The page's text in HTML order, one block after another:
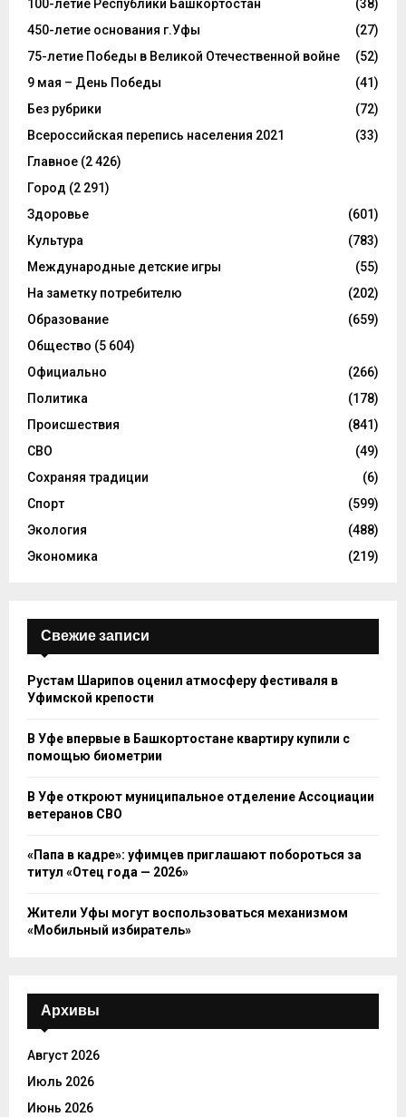
100-летие Республики Башкортостан
(38)
450-летие основания г.Уфы
(27)
75-летие Победы в Великой Отечественной войне
(52)
9 мая – День Победы
(41)
Без рубрики
(72)
Всероссийская перепись населения 2021
(33)
Главное (2 426)
Город (2 291)
Здоровье
(601)
Культура
(783)
Международные детские игры
(55)
На заметку потребителю
(202)
Образование
(659)
Общество (5 604)
Официально
(266)
Политика
(178)
Происшествия
(841)
СВО
(49)
Сохраняя традиции
(6)
Спорт
(599)
Экология
(488)
Экономика
(219)
Свежие записи
Рустам Шарипов оценил атмосферу фестиваля в
Уфимской крепости
В Уфе впервые в Башкортостане квартиру купили с
помощью биометрии
В Уфе откроют муниципальное отделение Ассоциации
ветеранов СВО
«Папа в кадре»: уфимцев приглашают побороться за
титул «Отец года — 2026»
Жители Уфы могут воспользоваться механизмом
«Мобильный избиратель»
Архивы
Август 2026
Июль 2026
Июнь 2026